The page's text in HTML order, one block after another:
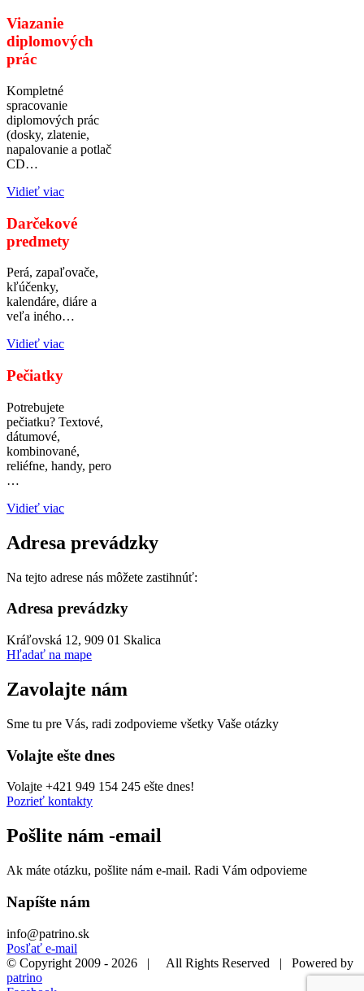
Viazanie
diplomových
prác
Kompletné
spracovanie
diplomových prác
(dosky, zlatenie,
napalovanie a potlač
CD…
Vidieť viac
Darčekové
predmety
Perá, zapaľovače,
kľúčenky,
kalendáre, diáre a
veľa iného…
Vidieť viac
Pečiatky
Potrebujete
pečiatku? Textové,
dátumové,
kombinované,
reliéfne, handy, pero
…
Vidieť viac
Adresa prevádzky
Na tejto adrese nás môžete zastihnúť:
Adresa prevádzky
Kráľovská 12, 909 01 Skalica
Hľadať na mape
Zavolajte nám
Sme tu pre Vás, radi zodpovieme všetky Vaše otázky
Volajte ešte dnes
Volajte +421 949 154 245 ešte dnes!
Pozrieť kontakty
Pošlite nám -email
Ak máte otázku, pošlite nám e-mail. Radi Vám odpovieme
Napíšte nám
info@patrino.sk
Posľať e-mail
© Copyright 2009 - 2026 | All Rights Reserved | Powered by
patrino